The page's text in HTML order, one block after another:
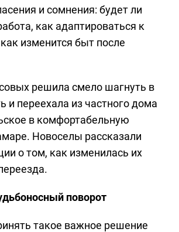
и сомнения: будет ли
как адаптироваться к
изменится быт после
решила смело шагнуть в
и переехала из частного дома
в комфортабельную
Новоселы рассказали
о том, как изменилась их
поворот
такое важное решение